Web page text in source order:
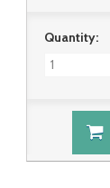
Quantity: